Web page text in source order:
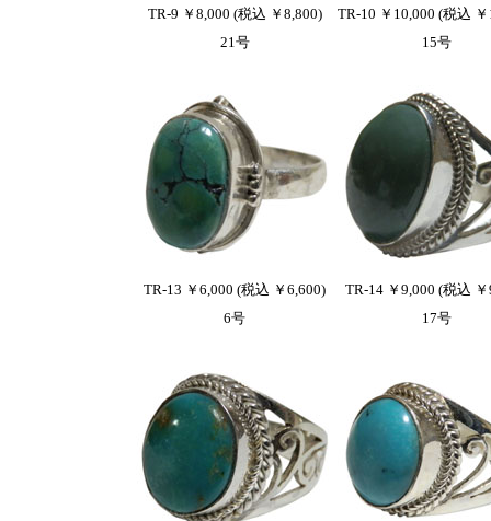
TR-9 ￥8,000 (税込 ￥8,800)
TR-10 ￥10,000 (税込
21号
15号
TR-13 ￥6,000 (税込 ￥6,600)
TR-14 ￥9,000 (税込
6号
17号